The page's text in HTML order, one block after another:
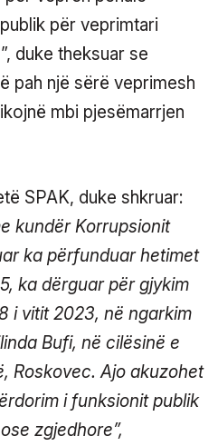
për veprimtari
duke theksuar se
pah një sërë veprimesh
mbi pjesëmarrjen
SPAK, duke shkruar:
kundër Korrupsionit
ka përfunduar hetimet
ka dërguar për gjykim
i vitit 2023, në ngarkim
Bufi, në cilësinë e
Roskovec. Ajo akuzohet
i funksionit publik
zgjedhore”,